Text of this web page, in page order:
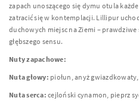
zapach unoszącego się dymu otula
zatracić się w kontemplacji. Lillipur
duchowych miejsc na Ziemi –
głębszego sensu.
Nuty zapachowe:
Nuta głowy: piołun, anyż
Nuta serca: cejloński cynamon, pieprz